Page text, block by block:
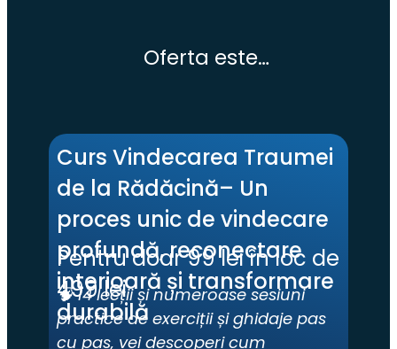
Oferta este…
Pentru doar 99 lei în loc de
499 lei
🧠 14 lecții și numeroase sesiuni
practice de exerciții și ghidaje pas
cu pas, vei descoperi cum
Curs Vindecarea Traumei
de la Rădăcină– Un
proces unic de vindecare
profundă, reconectare
interioară și transformare
durabilă